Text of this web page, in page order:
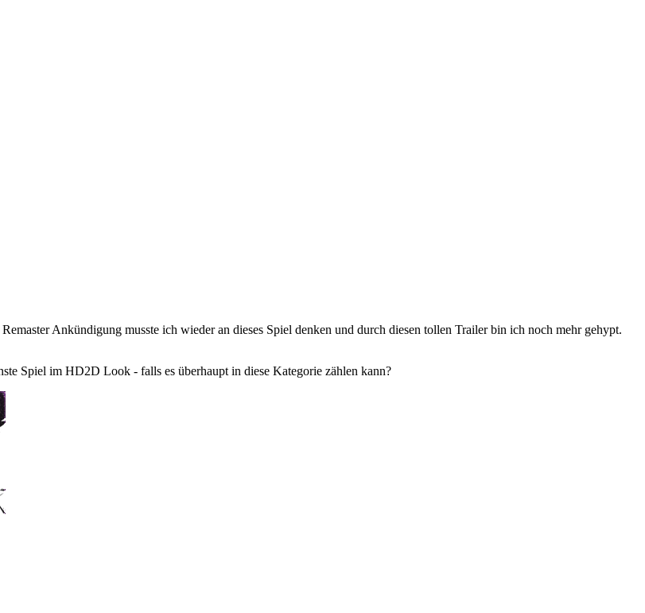
Ankündigung musste ich wieder an dieses Spiel denken und durch diesen tollen Trailer bin ich noch mehr gehypt.
Spiel im HD2D Look - falls es überhaupt in diese Kategorie zählen kann?